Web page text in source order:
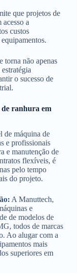
que projetos de
a
custos
torna não apenas
o sucesso de
ranhura em
de máquina de
e profissionais
e manutenção de
flexíveis, é
pelo tempo
do projeto.
A Manuttech,
e
de modelos de
todos de marcas
Ao alugar com a
mais
superiores em